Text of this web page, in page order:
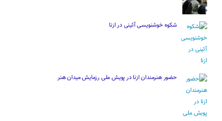
شکوه خوشنویسی آئینی در ازنا
حضور هنرمندان ازنا در پویش ملی رزمایش میدان هنر